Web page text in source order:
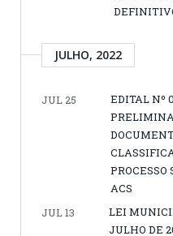
JULHO, 2022
JUL 25
EDITAL Nº
ACS
JUL 13
LEI
JULHO DE